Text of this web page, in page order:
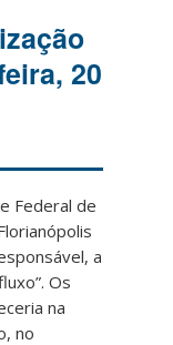
20
Federal de
a
Os
na
no